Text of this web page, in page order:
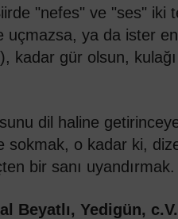
"nefes" ve "ses" iki
uçmazsa, ya da ister
kadar gür olsun,
dil haline
sokmak, o kadar ki,
bir sanı
Beyatlı, Yedigün,